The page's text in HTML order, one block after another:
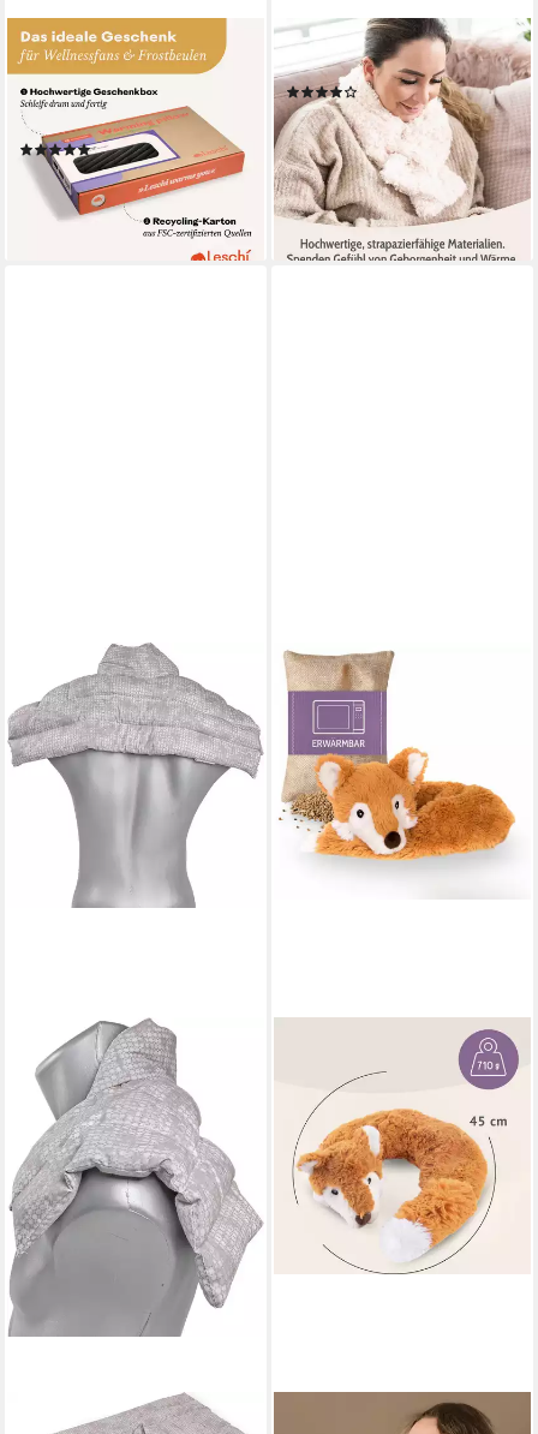
LESCHI
Wärmekissen mit 8 Kammern,
Körnerkissen für Nacken,
Schultern und Hals, Rechteck
(1)
24,90 €
lieferbar - in 2-3 Werktagen bei dir
HABIBI PLUSH
Hirsekissen
(2)
ab 25,99 € UVP29,99 €
-13%
lieferbar - in 3-4 Werktagen bei dir
GIRAFFENLAND